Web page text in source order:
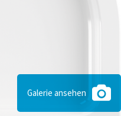
Galerie ansehen